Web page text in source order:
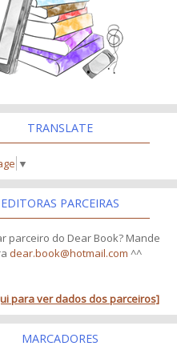
TRANSLATE
▼
EDITORAS PARCEIRAS
parceiro do Dear Book? Mande
dear.book@hotmail.com ^^
para ver dados dos parceiros]
MARCADORES